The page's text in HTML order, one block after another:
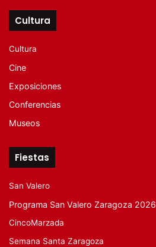
Cultura
Cultura
Cine
Exposiciones
Conferencias
Museos
Fiestas
San Valero
Programa San Valero Zaragoza 2026
CincoMarzada
Semana Santa Zaragoza